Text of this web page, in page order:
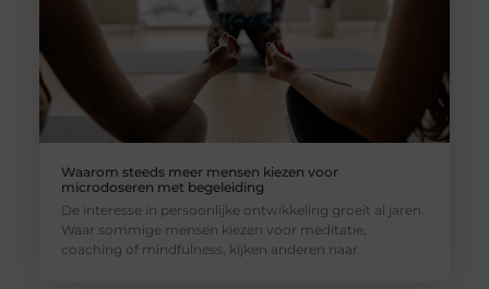
Waarom steeds meer mensen kiezen voor
microdoseren met begeleiding
De interesse in persoonlijke ontwikkeling groeit al jaren.
Waar sommige mensen kiezen voor meditatie,
coaching of mindfulness, kijken anderen naar